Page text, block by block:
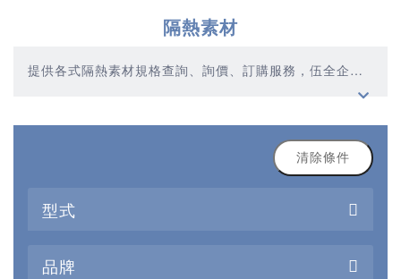
隔熱素材
提供各式隔熱素材規格查詢、詢價、訂購服務，伍全企業
深耕模具產業多年，秉持著優質品質、合理價格、多元產
清除條件
型式
品牌